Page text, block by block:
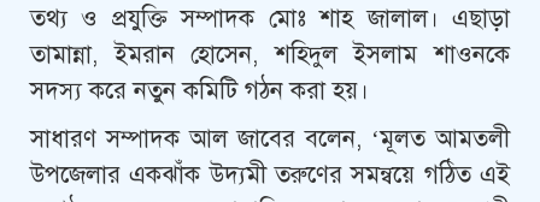
তথ্য ও প্রযুক্তি সম্পাদক মোঃ শাহ জালাল। এছাড়া
তামান্না, ইমরান হোসেন, শহিদুল ইসলাম শাওনকে
সদস্য করে নতুন কমিটি গঠন করা হয়।
সাধারণ সম্পাদক আল জাবের বলেন, ‘মূলত আমতলী
উপজেলার একঝাঁক উদ্যমী তরুণের সমন্বয়ে গঠিত এই